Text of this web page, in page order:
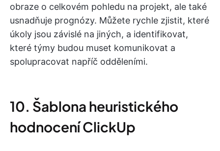
obraze o celkovém pohledu na projekt, ale také
usnadňuje prognózy. Můžete rychle zjistit, které
úkoly jsou závislé na jiných, a identifikovat,
které týmy budou muset komunikovat a
spolupracovat napříč odděleními.
10. Šablona heuristického
hodnocení ClickUp